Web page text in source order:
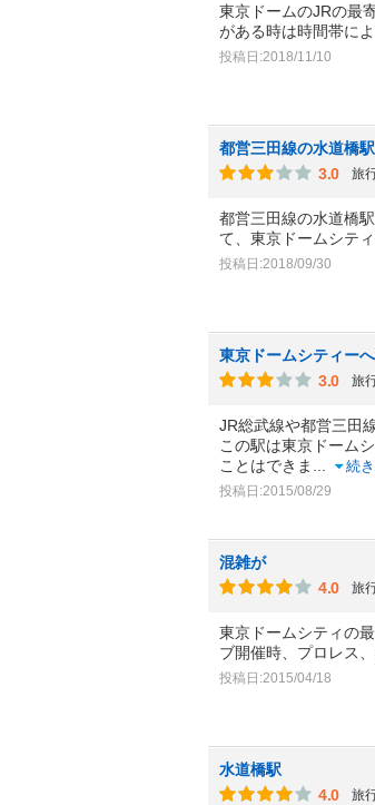
東京ドームのJRの最
がある時は時間帯に
投稿日:2018/11/10
都営三田線の水道橋
3.0
旅
都営三田線の水道橋
て、東京ドームシテ
投稿日:2018/09/30
東京ドームシティー
3.0
旅
JR総武線や都営三田
この駅は東京ドーム
ことはできま
続
投稿日:2015/08/29
混雑が
4.0
旅
東京ドームシティの
ブ開催時、プロレス
投稿日:2015/04/18
水道橋駅
4.0
旅